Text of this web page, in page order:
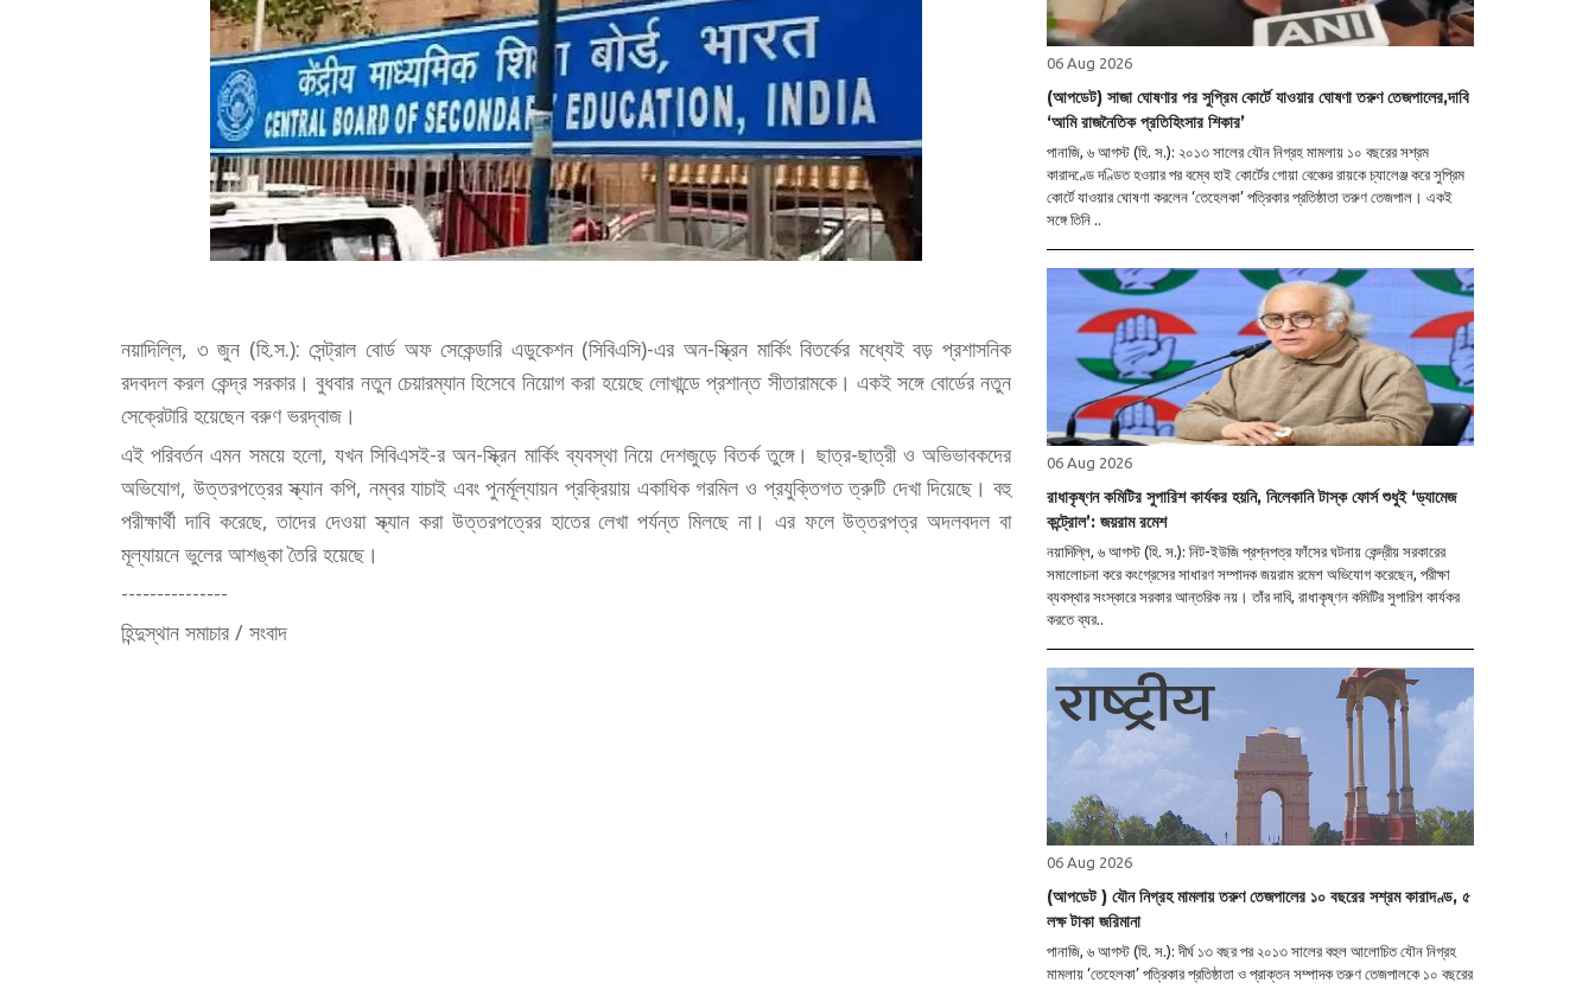
নয়াদিল্লি, ৩ জুন (হি.স.): সেন্ট্রাল বোর্ড অফ সেকেন্ডারি এডুকেশন (সিবিএসি)-এর অন-স্ক্রিন মার্কিং বিতর্কের মধ্যেই বড় প্রশাসনিক
রদবদল করল কেন্দ্র সরকার। বুধবার নতুন চেয়ারম্যান হিসেবে নিয়োগ করা হয়েছে লোখান্ডে প্রশান্ত সীতারামকে। একই সঙ্গে বোর্ডের নতুন
সেক্রেটারি হয়েছেন বরুণ ভরদ্বাজ।
এই পরিবর্তন এমন সময়ে হলো, যখন সিবিএসই-র অন-স্ক্রিন মার্কিং ব্যবস্থা নিয়ে দেশজুড়ে বিতর্ক তুঙ্গে। ছাত্র-ছাত্রী ও অভিভাবকদের
অভিযোগ, উত্তরপত্রের স্ক্যান কপি, নম্বর যাচাই এবং পুনর্মূল্যায়ন প্রক্রিয়ায় একাধিক গরমিল ও প্রযুক্তিগত ত্রুটি দেখা দিয়েছে। বহু
পরীক্ষার্থী দাবি করেছে, তাদের দেওয়া স্ক্যান করা উত্তরপত্রের হাতের লেখা পর্যন্ত মিলছে না। এর ফলে উত্তরপত্র অদলবদল বা
মূল্যায়নে ভুলের আশঙ্কা তৈরি হয়েছে।
---------------
হিন্দুস্থান সমাচার / সংবাদ
06 Aug 2026
(আপডেট) সাজা ঘোষণার পর সুপ্রিম কোর্টে যাওয়ার ঘোষণা তরুণ তেজপালের,দাবি
‘আমি রাজনৈতিক প্রতিহিংসার শিকার’
পানাজি, ৬ আগস্ট (হি. স.): ২০১৩ সালের যৌন নিগ্রহ মামলায় ১০ বছরের সশ্রম
কারাদণ্ডে দণ্ডিত হওয়ার পর বম্বে হাই কোর্টের গোয়া বেঞ্চের রায়কে চ্যালেঞ্জ করে সুপ্রিম
কোর্টে যাওয়ার ঘোষণা করলেন ‘তেহেলকা’ পত্রিকার প্রতিষ্ঠাতা তরুণ তেজপাল। একই
সঙ্গে তিনি ..
06 Aug 2026
রাধাকৃষ্ণন কমিটির সুপারিশ কার্যকর হয়নি, নিলেকানি টাস্ক ফোর্স শুধুই ‘ড্যামেজ
কন্ট্রোল’: জয়রাম রমেশ
নয়াদিল্লি, ৬ আগস্ট (হি. স.): নিট-ইউজি প্রশ্নপত্র ফাঁসের ঘটনায় কেন্দ্রীয় সরকারের
সমালোচনা করে কংগ্রেসের সাধারণ সম্পাদক জয়রাম রমেশ অভিযোগ করেছেন, পরীক্ষা
ব্যবস্থার সংস্কারে সরকার আন্তরিক নয়। তাঁর দাবি, রাধাকৃষ্ণন কমিটির সুপারিশ কার্যকর
করতে ব্যর..
06 Aug 2026
(আপডেট ) যৌন নিগ্রহ মামলায় তরুণ তেজপালের ১০ বছরের সশ্রম কারাদণ্ড, ৫
লক্ষ টাকা জরিমানা
পানাজি, ৬ আগস্ট (হি. স.): দীর্ঘ ১৩ বছর পর ২০১৩ সালের বহুল আলোচিত যৌন নিগ্রহ
মামলায় ‘তেহেলকা’ পত্রিকার প্রতিষ্ঠাতা ও প্রাক্তন সম্পাদক তরুণ তেজপালকে ১০ বছরের